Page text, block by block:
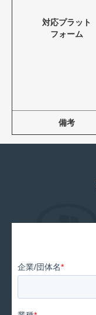
対応プラット
フォーム
備考